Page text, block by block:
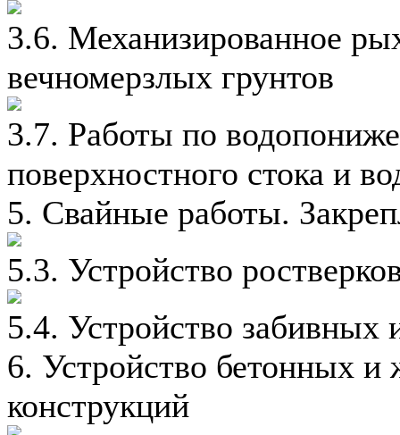
3.6. Механизированное
вечномерзлых грунтов
3.7. Работы по
поверхностного стока и
5. Свайные работы.
5.3. Устройство
5.4. Устройство забивных
6. Устройство бетонных
конструкций